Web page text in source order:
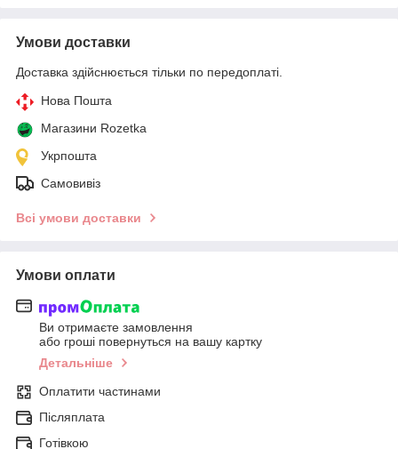
Умови доставки
Доставка здійснюється тільки по передоплаті.
Нова Пошта
Магазини Rozetka
Укрпошта
Самовивіз
Всі умови доставки
Умови оплати
Ви отримаєте замовлення
або гроші повернуться на вашу картку
Детальніше
Оплатити частинами
Післяплата
Готівкою